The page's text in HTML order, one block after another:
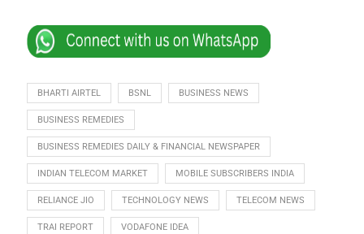
BHARTI AIRTEL BSNL BUSINESS NEWS
BUSINESS REMEDIES
BUSINESS REMEDIES DAILY & FINANCIAL NEWSPAPER
INDIAN TELECOM MARKET MOBILE SUBSCRIBERS INDIA
RELIANCE JIO TECHNOLOGY NEWS TELECOM NEWS
TRAI REPORT VODAFONE IDEA